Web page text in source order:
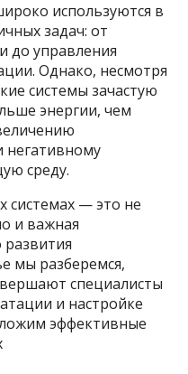
используются в
задач: от
до управления
Однако, несмотря
системы зачастую
энергии, чем
негативному
среду.
системах — это не
и важная
мы разберемся,
специалисты
и настройке
эффективные